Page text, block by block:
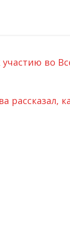
во
рассказал,